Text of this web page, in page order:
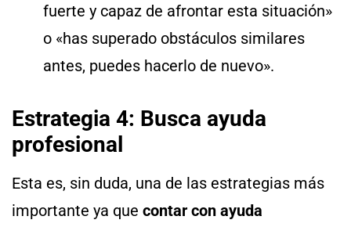
fuerte y capaz de afrontar esta situación»
o «has superado obstáculos similares
antes, puedes hacerlo de nuevo».
Estrategia 4: Busca ayuda
profesional
Esta es, sin duda, una de las estrategias más
importante ya que contar con ayuda